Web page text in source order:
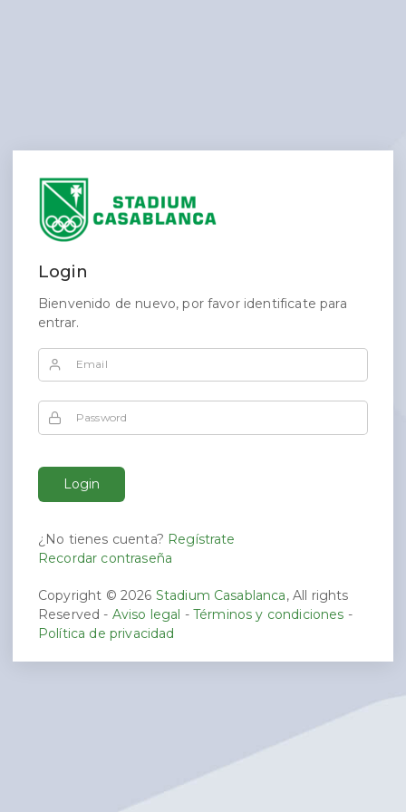
Login
Bienvenido de nuevo, por favor identificate para
entrar.
Email
Password
Login
¿No tienes cuenta? Regístrate
Recordar contraseña
Copyright © 2026 Stadium Casablanca, All rights
Reserved - Aviso legal -Términos y condiciones -
Política de privacidad